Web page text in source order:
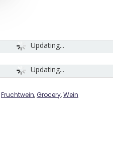
Updating...
Updating...
Fruchtwein,Grocery,Wein